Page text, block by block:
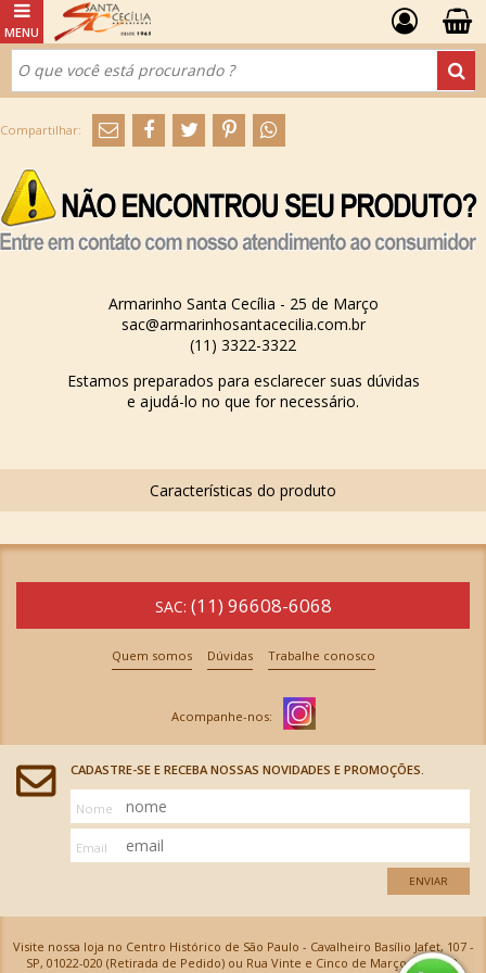
Armarinho Santa Cecília - 25 de Março
sac@armarinhosantacecilia.com.br
(11) 3322-3322
Estamos preparados para esclarecer suas dúvidas
e ajudá-lo no que for necessário.
SAC: (11) 96608-6068
Quem somos Dúvidas Trabalhe conosco
CADASTRE-SE E RECEBA NOSSAS NOVIDADES E PROMOÇÕES.
Nome
Email
ENVIAR
Visite nossa loja no Centro Histórico de São Paulo - Cavalheiro Basílio Jafet, 107 -
SP, 01022-020 (Retirada de Pedido) ou Rua Vinte e Cinco de Março, 576 - SP,